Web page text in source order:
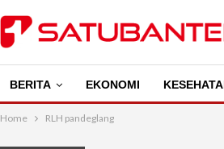
BERITA EKONOMI
Home RLH pandeglang